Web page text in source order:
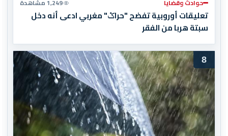
حوادث وقضايا 1,249 مشاهدة
تعليقات أوروبية تفضح "حراݣ" مغربي ادعى أنه دخل
سبتة هربا من الفقر
8